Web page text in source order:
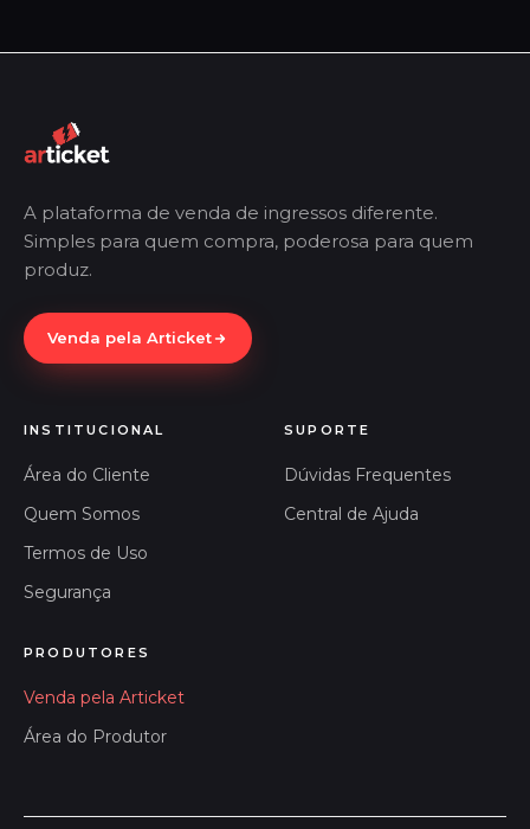
A plataforma de venda de ingressos diferente.
Simples para quem compra, poderosa para quem
produz.
Venda pela Articket
INSTITUCIONAL
Área do Cliente
Quem Somos
Termos de Uso
Segurança
SUPORTE
Dúvidas Frequentes
Central de Ajuda
PRODUTORES
Venda pela Articket
Área do Produtor